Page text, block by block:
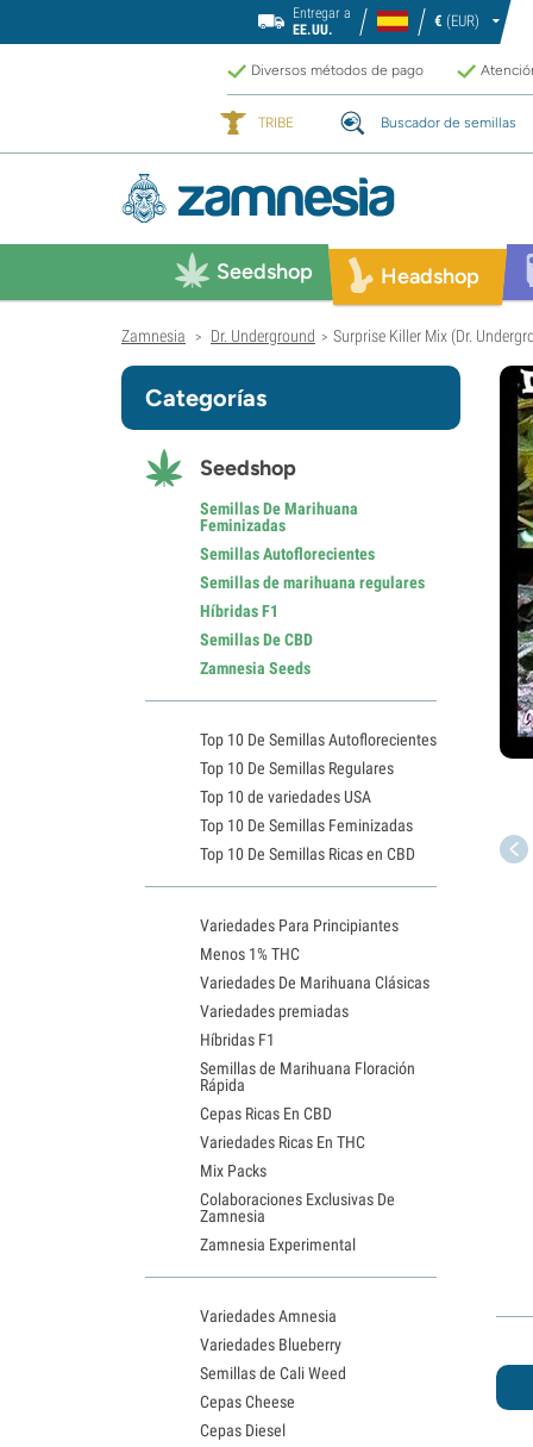
Entregar a
EE.UU.
€ (EUR)
Diversos métodos de pago
TRIBE Buscador de semillas
Seedshop Headshop
Zamnesia > Dr. Underground > Surprise Killer Mix (Dr.
Categorías
Seedshop
Semillas De Marihuana
Feminizadas
Semillas Autoflorecientes
Semillas de marihuana regulares
Híbridas F1
Semillas De CBD
Zamnesia Seeds
Top 10 De Semillas Autoflorecientes
Top 10 De Semillas Regulares
Top 10 de variedades USA
Top 10 De Semillas Feminizadas
Top 10 De Semillas Ricas en CBD
Variedades Para Principiantes
Menos 1% THC
Variedades De Marihuana Clásicas
Variedades premiadas
Híbridas F1
Semillas de Marihuana Floración
Rápida
Cepas Ricas En CBD
Variedades Ricas En THC
Mix Packs
Colaboraciones Exclusivas De
Zamnesia
Zamnesia Experimental
Variedades Amnesia
Variedades Blueberry
Semillas de Cali Weed
Cepas Cheese
Cepas Diesel